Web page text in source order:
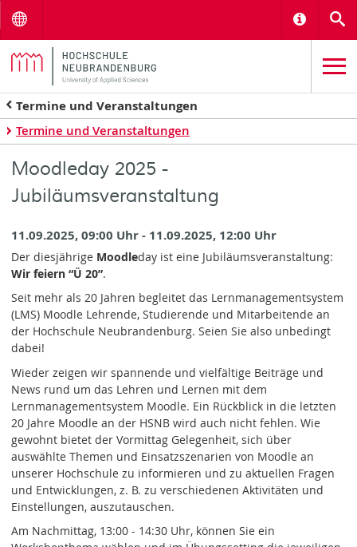
Termine und Veranstaltungen
Termine und Veranstaltungen
Moodleday 2025 -
Jubiläumsveranstaltung
11.09.2025, 09:00 Uhr - 11.09.2025, 12:00 Uhr
Der diesjährige Moodleday ist eine Jubiläumsveranstaltung:
Wir feiern “Ü 20”.
Seit mehr als 20 Jahren begleitet das Lernmanagementsystem
(LMS) Moodle Lehrende, Studierende und Mitarbeitende an
der Hochschule Neubrandenburg. Seien Sie also unbedingt
dabei!
Wieder zeigen wir spannende und vielfältige Beiträge und
News rund um das Lehren und Lernen mit dem
Lernmanagementsystem Moodle. Ein Rückblick in die letzten
20 Jahre Moodle an der HSNB wird auch nicht fehlen. Wie
gewohnt bietet der Vormittag Gelegenheit, sich über
auswählte Themen und Einsatzszenarien von Moodle an
unserer Hochschule zu informieren und zu aktuellen Fragen
und Entwicklungen, z. B. zu verschiedenen Aktivitäten und
Einstellungen, auszutauschen.
Am Nachmittag, 13:00 - 14:30 Uhr, können Sie ein